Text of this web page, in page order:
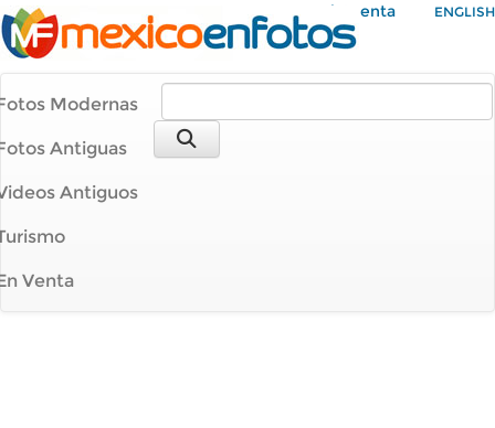
Mi Cuenta ENGLISH
Modernas
Antiguas
Antiguos
Venta